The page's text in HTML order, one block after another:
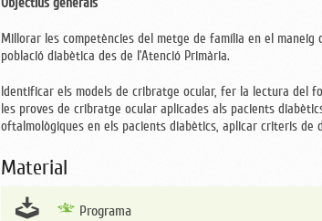
Millorar les competències del metge de família en el
població diabètica des de l’Atenció Primària.
Identificar els models de cribratge ocular, fer la lectura del
les proves de cribratge ocular aplicades als pacients
oftalmològiques en els pacients diabètics, aplicar criteris de
Material
Programa